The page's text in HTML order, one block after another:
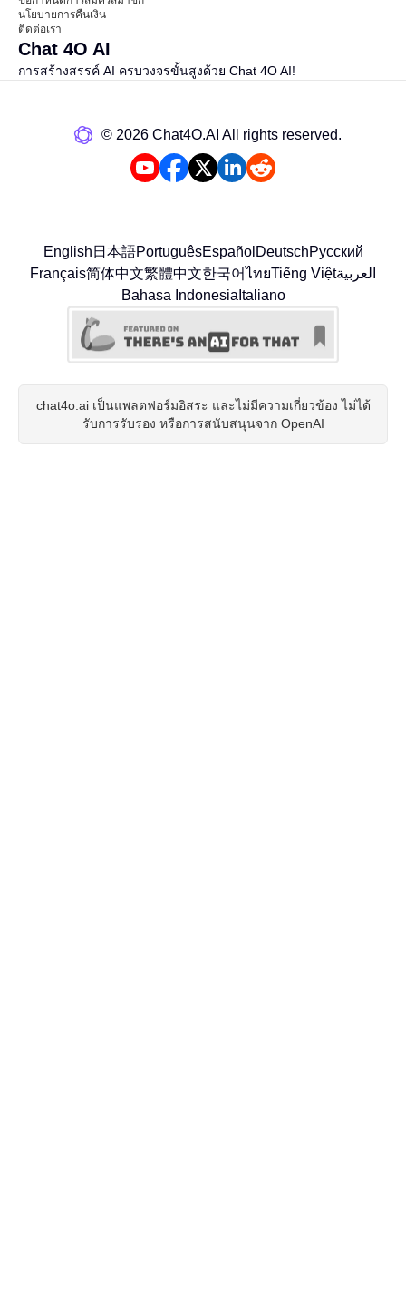
นโยบายการคืนเงิน
ติดต่อเรา
Chat 4O AI
การสร้างสรรค์ AI ครบวงจรขั้นสูงด้วย Chat 4O AI!
©️ 2026 Chat4O.AI All rights reserved.
English 日本語PortuguêsEspañol DeutschРусский
Français简体中文繁體中文한국어ไทยTiếng Việtالعربية
Bahasa Indonesia Italiano
chat4o.ai เป็นแพลตฟอร์มอิสระ และไม่มีความเกี่ยวข้อง ไม่ได้
รับการรับรอง หรือการสนับสนุนจาก OpenAI